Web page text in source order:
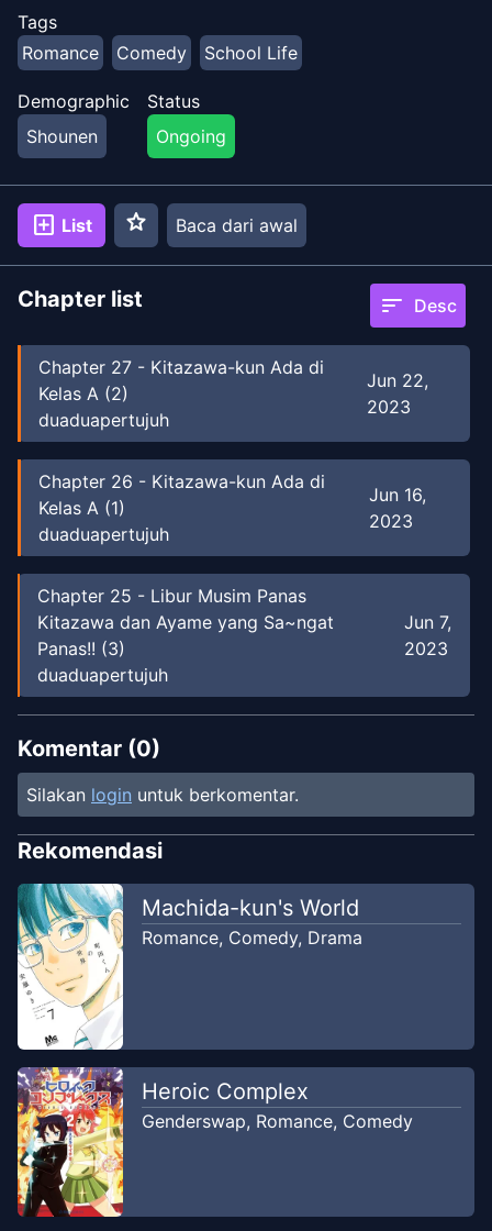
Ayame Yagyu, gadis tercantik di kelasnya...!?
Tags
Romance
Comedy School Life
Demographic
Shounen
Status
Ongoing
add_box List star Baca dari awal
Chapter list sort Desc
Chapter 27 - Kitazawa-kun Ada di
Kelas A (2)
duaduapertujuh
Jun 22,
2023
Chapter 26 - Kitazawa-kun Ada di
Kelas A (1)
duaduapertujuh
Jun 16,
2023
Chapter 25 - Libur Musim Panas
Kitazawa dan Ayame yang Sa~ngat
Panas!! (3)
duaduapertujuh
Jun 7,
2023
Chapter 24-Libur Musim Panas
Kitazawa dan Ayame yang Sa~ngat
Panas!! (2)
duaduapertujuh
4,
Kitazawa dan Ayame yang Sa~ngat
panas!!
duaduapertujuh
May
Chapter
Sepulang Sekolah!! (2)
duaduapertujuh
Chapter21 -Ayame Ingin Kencan
Sepulang Sekolah!! (1)
duaduapertujuh
Komentar (0)
Silakan login untuk berkomentar.
Rekomendasi
Machida-kun's World
Romance, Comedy, Drama
Heroic Complex
Genderswap, Romance, Comedy